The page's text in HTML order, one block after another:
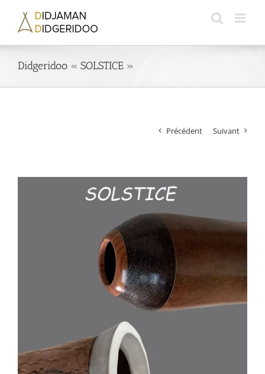
contenu
Didgeridoo « SOLSTICE »
Précédent Suivant